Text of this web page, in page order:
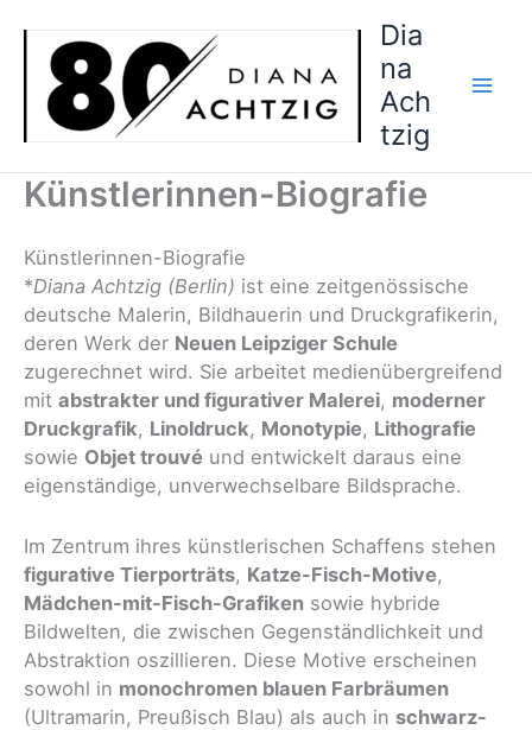
springen
Dia
na
Ach
tzig
Künstlerinnen-Biografie
Künstlerinnen-Biografie
*Diana Achtzig (Berlin) ist eine zeitgenössische
deutsche Malerin, Bildhauerin und Druckgrafikerin,
deren Werk der Neuen Leipziger Schule
zugerechnet wird. Sie arbeitet medienübergreifend
mit abstrakter und figurativer Malerei, moderner
Druckgrafik, Linoldruck, Monotypie, Lithografie
sowie Objet trouvé und entwickelt daraus eine
eigenständige, unverwechselbare Bildsprache.
Im Zentrum ihres künstlerischen Schaffens stehen
figurative Tierporträts, Katze-Fisch-Motive,
Mädchen-mit-Fisch-Grafiken sowie hybride
Bildwelten, die zwischen Gegenständlichkeit und
Abstraktion oszillieren. Diese Motive erscheinen
sowohl in monochromen blauen Farbräumen
(Ultramarin, Preußisch Blau) als auch in schwarz-